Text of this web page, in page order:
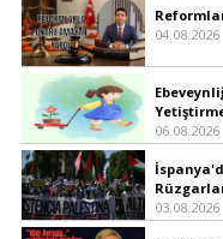
04.08.2026
06.08.2026
03.08.2026